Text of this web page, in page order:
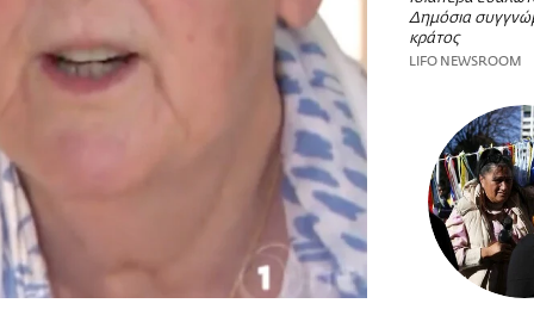
Δημόσια
κράτος
LIFO NEWSROOM